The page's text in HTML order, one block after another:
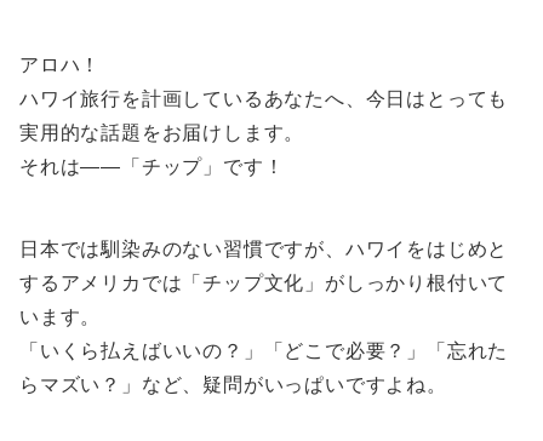
アロハ！
ハワイ旅行を計画しているあなたへ、今日はとっても
実用的な話題をお届けします。
それは――「チップ」です！
日本では馴染みのない習慣ですが、ハワイをはじめと
するアメリカでは「チップ文化」がしっかり根付いて
います。
「いくら払えばいいの？」「どこで必要？」「忘れた
らマズい？」など、疑問がいっぱいですよね。